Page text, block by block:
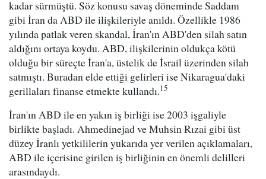
kadar sürmüştü. Söz konusu savaş döneminde Saddam
gibi İran da ABD ile ilişkileriyle anıldı. Özellikle 1986
yılında patlak veren skandal, İran'ın ABD'den silah satın
aldığını ortaya koydu. ABD, ilişkilerinin oldukça kötü
olduğu bir süreçte İran'a, üstelik de İsrail üzerinden silah
satmıştı. Buradan elde ettiği gelirleri ise Nikaragua'daki
gerillaları finanse etmekte kullandı.15
İran'ın ABD ile en yakın iş birliği ise 2003 işgaliyle
birlikte başladı. Ahmedinejad ve Muhsin Rızai gibi üst
düzey İranlı yetkililerin yukarıda yer verilen açıklamaları,
ABD ile içerisine girilen iş birliğinin en önemli delilleri
arasındaydı.